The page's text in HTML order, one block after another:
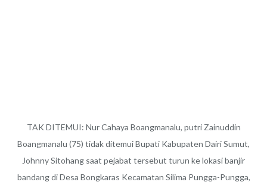
TAK DITEMUI: Nur Cahaya Boangmanalu, putri Zainuddin
Boangmanalu (75) tidak ditemui Bupati Kabupaten Dairi Sumut,
Johnny Sitohang saat pejabat tersebut turun ke lokasi banjir
bandang di Desa Bongkaras Kecamatan Silima Pungga-Pungga,